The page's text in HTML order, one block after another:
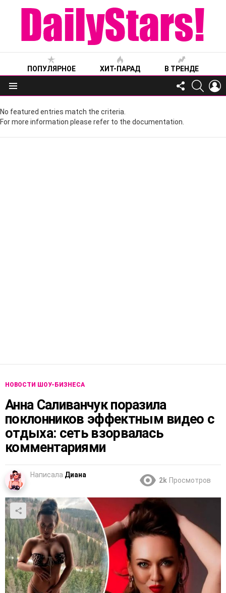
ПОПУЛЯРНОЕ ХИТ-ПАРАД В ТРЕНДЕ
Меню
FOLLOW
US
No featured entries match the criteria.
For more information please refer to the documentation.
НОВОСТИ ШОУ-БИЗНЕСА
Анна Саливанчук поразила
поклонников эффектным видео с
отдыха: сеть взорвалась
комментариями
Написала Диана
2k Просмотров